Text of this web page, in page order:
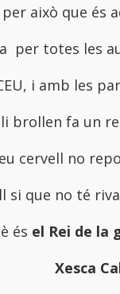
per això que és
per totes les
i amb les
brollen fa un
cervell no
si que no té
és el Rei de la
Xesca